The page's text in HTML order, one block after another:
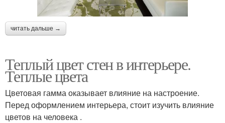
читать дальше →
Теплый цвет стен в интерьере.
Теплые цвета
Цветовая гамма оказывает влияние на настроение.
Перед оформлением интерьера, стоит изучить влияние
цветов на человека .